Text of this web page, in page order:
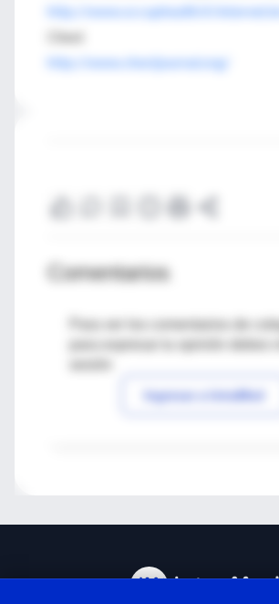
http://www.occuphealth.fi/internet/
Chest
http://www.chestjournal.org/
Comentarios
Para ver los comentarios de
Ingresar a IntraMed